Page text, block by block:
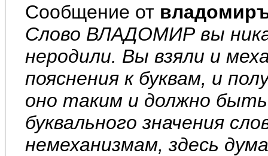
Сообщение от
Слово ВЛАДОМИР вы
неродили. Вы взяли и
пояснения к буквам, и
оно таким и должно
буквального значения
немеханизмам, здесь